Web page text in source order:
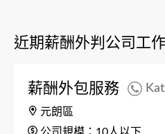
近期薪酬外判公司工
薪酬外包服務
元朗區
公司規模：10人以下